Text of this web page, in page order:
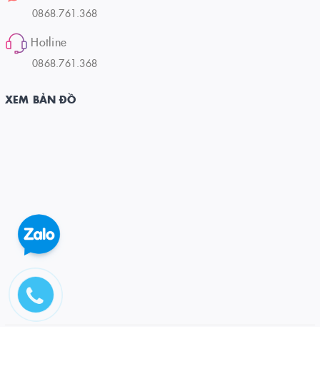
0868.761.368
Hotline
0868.761.368
XEM BẢN ĐỒ